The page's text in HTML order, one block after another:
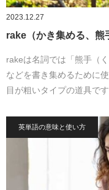
2023.12.27
rake（かき集める、熊
rakeは名詞では「熊手（
などを書き集めるために
目が粗いタイプの道具で
英単語の意味と使い方